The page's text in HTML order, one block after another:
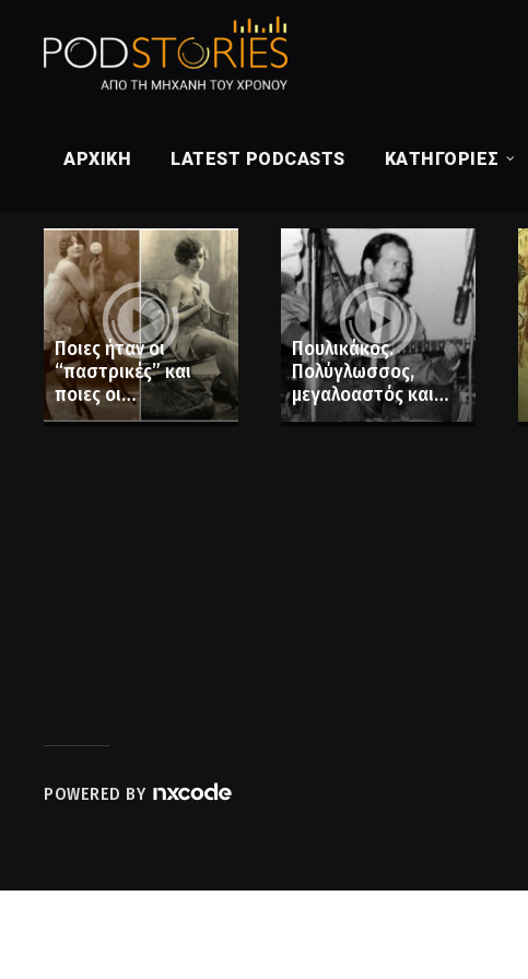
ΑΡΧΙΚΉ LATEST PODCASTS ΚΑΤΗΓΟΡΊΕΣ
Ποιες ήταν οι
“παστρικές” και
ποιες οι
“παξιμαδοκλέφτρες
Πουλικάκος.
Πολύγλωσσος,
μεγαλοαστός και
ξάδερφος του
POWERED BY